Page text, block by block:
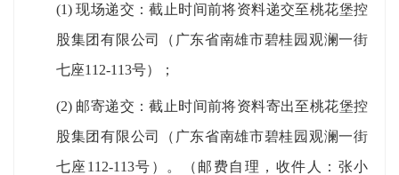
(1)现场递交：截止时间前将资料递交至桃花堡控
股集团有限公司（广东省南雄市碧桂园观澜一街
七座112-113号）；
(2) 邮寄递交：截止时间前将资料寄出至桃花堡控
股集团有限公司（广东省南雄市碧桂园观澜一街
七座 112-113号）。（邮费自理，收件人：张小